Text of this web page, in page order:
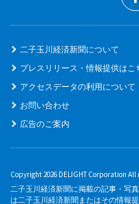
二子玉川経済新聞について
プレスリリース・情報提供はこ
アクセスデータの利用について
お問い合わせ
広告のご案内
Copyright 2026 DELIGHT Corporation
二子玉川経済新聞に掲載の記事・写
は二子玉川経済新聞またはその情報提